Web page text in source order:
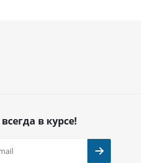
в курсе!